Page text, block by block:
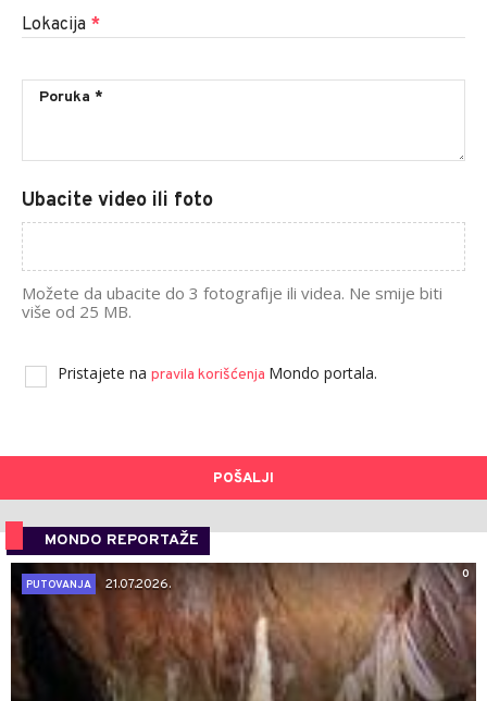
Lokacija *
Ubacite video ili foto
Možete da ubacite do 3 fotografije ili videa. Ne smije biti
više od 25 MB.
Pristajete na pravila korišćenja Mondo portala.
POŠALJI
MONDO REPORTAŽE
0
PUTOVANJA
21.07.2026.